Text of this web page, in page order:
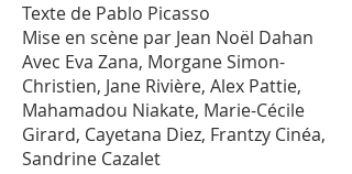
Texte de Pablo Picasso
Mise en scène par Jean Noël Dahan
Avec Eva Zana, Morgane Simon-
Christien, Jane Rivière, Alex Pattie,
Mahamadou Niakate, Marie-Cécile
Girard, Cayetana Diez, Frantzy Cinéa,
Sandrine Cazalet